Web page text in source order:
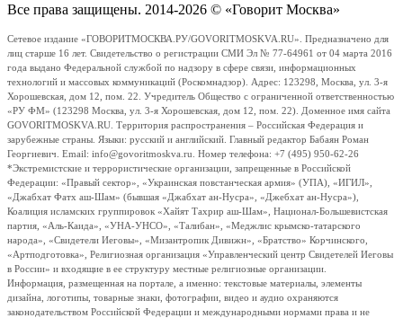
Все права защищены. 2014-2026 © «Говорит Москва»
Сетевое издание «ГОВОРИТМОСКВА.РУ/GOVORITMOSKVA.RU». Предназначено для
лиц старше 16 лет. Свидетельство о регистрации СМИ Эл № 77-64961 от 04 марта 2016
года выдано Федеральной службой по надзору в сфере связи, информационных
технологий и массовых коммуникаций (Роскомнадзор). Адрес: 123298, Москва, ул. 3-я
Хорошевская, дом 12, пом. 22. Учредитель Общество с ограниченной ответственностью
«РУ ФМ» (123298 Москва, ул. 3-я Хорошевская, дом 12, пом. 22). Доменное имя сайта
GOVORITMOSKVA.RU. Территория распространения – Российская Федерация и
зарубежные страны. Языки: русский и английский. Главный редактор Бабаян Роман
Георгиевич. Email: info@govoritmoskva.ru. Номер телефона: +7 (495) 950-62-26
*Экстремистские и террористические организации, запрещенные в Российской
Федерации: «Правый сектор», «Украинская повстанческая армия» (УПА), «ИГИЛ»,
«Джабхат Фатх аш-Шам» (бывшая «Джабхат ан-Нусра», «Джебхат ан-Нусра»),
Коалиция исламских группировок «Хайят Тахрир аш-Шам», Национал-Большевистская
партия, «Аль-Каида», «УНА-УНСО», «Талибан», «Меджлис крымско-татарского
народа», «Свидетели Иеговы», «Мизантропик Дивижн», «Братство» Корчинского,
«Артподготовка», Религиозная организация «Управленческий центр Свидетелей Иеговы
в России» и входящие в ее структуру местные религиозные организации.
Информация, размещенная на портале, а именно: текстовые материалы, элементы
дизайна, логотипы, товарные знаки, фотографии, видео и аудио охраняются
законодательством Российской Федерации и международными нормами права и не